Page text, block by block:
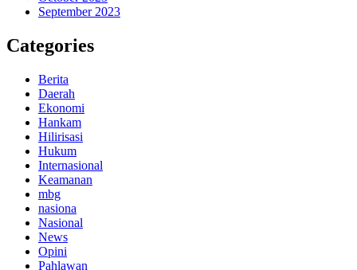
September 2023
Categories
Berita
Daerah
Ekonomi
Hankam
Hilirisasi
Hukum
Internasional
Keamanan
mbg
nasiona
Nasional
News
Opini
Pahlawan